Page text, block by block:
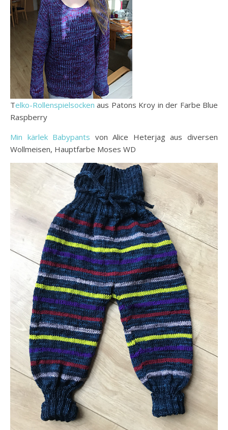
Telko-Rollenspielsocken aus Patons Kroy in der Farbe Blue
Raspberry
Min kärlek Babypants von Alice Heterjag aus diversen
Wollmeisen, Hauptfarbe Moses WD